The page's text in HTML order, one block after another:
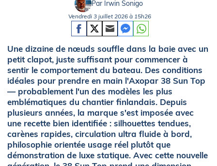
Par Irwin Sonigo
Vendredi 3 juillet 2026 à 15h26
Une dizaine de nœuds souffle dans la baie avec un
petit clapot, juste suffisant pour commencer à
sentir le comportement du bateau. Des conditions
idéales pour prendre en main l'Axopar 38 Sun Top
— probablement l'un des modèles les plus
emblématiques du chantier finlandais. Depuis
plusieurs années, la marque s'est imposée avec
une recette bien identifiée : silhouettes tendues,
carènes rapides, circulation ultra fluide à bord,
philosophie orientée usage réel plutôt que
démonstration de luxe statique. Avec cette nouvelle